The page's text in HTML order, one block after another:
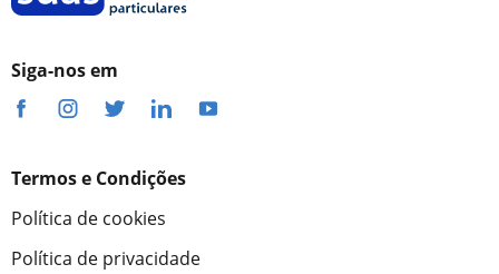
Siga-nos em
Termos e Condições
Política de cookies
Política de privacidade